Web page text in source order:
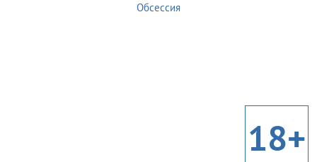
Обсессия
18+